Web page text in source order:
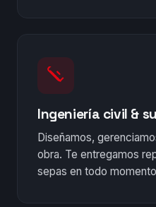
Ingeniería civil &
Diseñamos,
obra. Te entregamos
sepas en todo